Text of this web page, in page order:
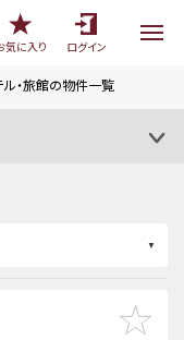
気に入り
ログイン
・旅館の物件一覧